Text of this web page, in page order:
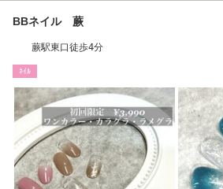
BBネイル 蕨
蕨駅東口徒歩4分
ﾈｲﾙ